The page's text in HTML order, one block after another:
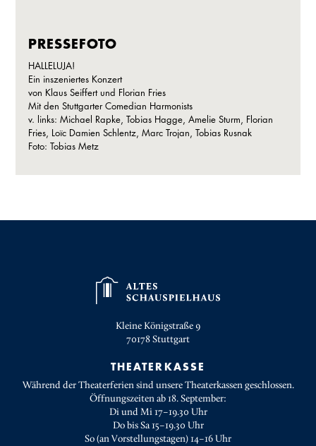
PRESSEFOTO
HALLELUJA!
Ein inszeniertes Konzert
von Klaus Seiffert und Florian Fries
Mit den Stuttgarter Comedian Harmonists
v. links: Michael Rapke, Tobias Hagge, Amelie Sturm, Florian
Fries, Loïc Damien Schlentz, Marc Trojan, Tobias Rusnak
Foto: Tobias Metz
Kleine Königstraße 9
70178Stuttgart
THEATERKASSE
Während der Theaterferien sind unsere Theaterkassen geschlossen.
Öffnungszeiten ab 18. September:
Di und Mi 17–19.30 Uhr
Do bis Sa 15–19.30 Uhr
So (an Vorstellungstagen) 14–16 Uhr